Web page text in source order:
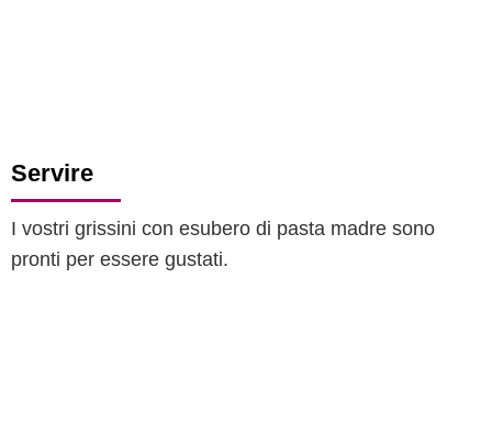
Servire
I vostri grissini con esubero di pasta madre sono
pronti per essere gustati.